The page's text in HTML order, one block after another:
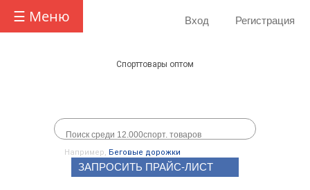
☰ Меню Вход Регистрация
Спорттовары оптом
Например, Беговые дорожки
ЗАПРОСИТЬ ПРАЙС-ЛИСТ